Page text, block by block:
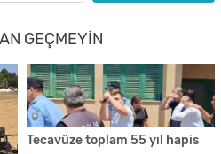
GEÇMEYIN
Tecavüze toplam 55 yıl hapis